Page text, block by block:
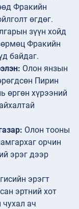
Фракийн
өгдөг.
зүүн хойд
Фракийн
байдаг.
Олон янзын
Пирин
өргөн хүрээний
Олон тооны
орчин
эрэг дээр
эрэгт
эртний хот
чухал ач